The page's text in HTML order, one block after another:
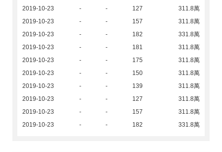
2019-10-23
- - 127
311.8萬
2019-10-23
- - 157
311.8萬
2019-10-23
- - 182
331.8萬
2019-10-23
- - 181
311.8萬
2019-10-23
- - 175
311.8萬
2019-10-23
- - 150
311.8萬
2019-10-23
- - 139
311.8萬
2019-10-23
- - 127
311.8萬
2019-10-23
- - 157
311.8萬
2019-10-23
- - 182 331.8萬